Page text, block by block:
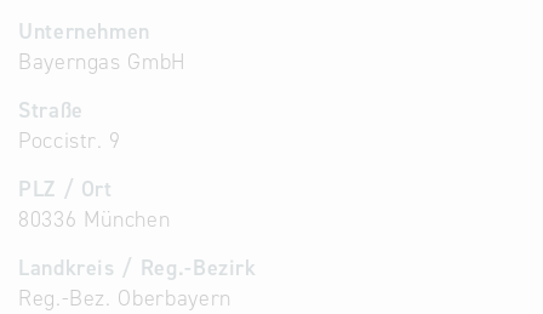
Unternehmen
Bayerngas GmbH
Straße
Poccistr. 9
PLZ / Ort
80336 München
Landkreis / Reg.-Bezirk
Reg.-Bez. Oberbayern